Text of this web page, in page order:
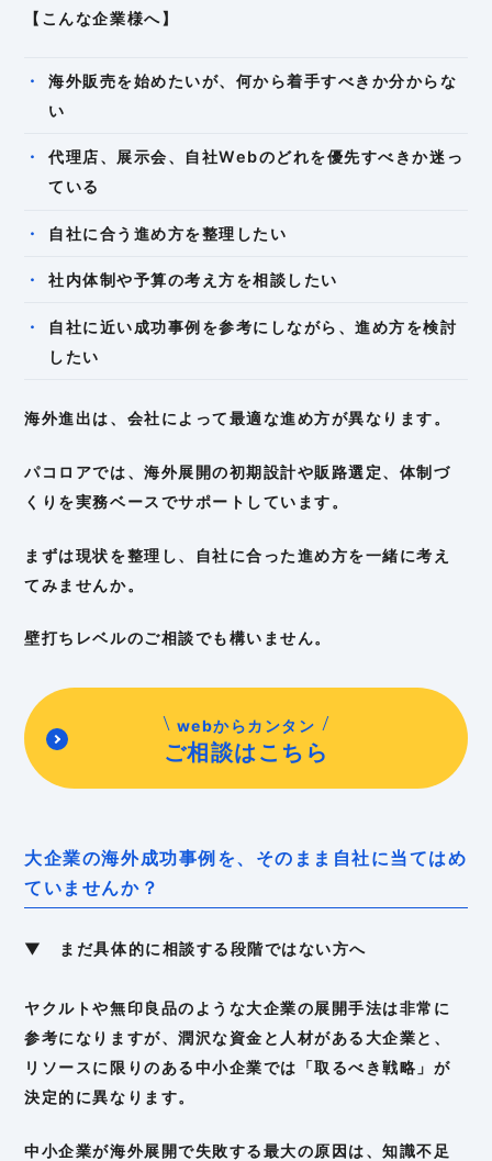
【こんな企業様へ】
海外販売を始めたいが、何から着手すべきか分からな
い
代理店、展示会、自社Webのどれを優先すべきか迷っ
ている
自社に合う進め方を整理したい
社内体制や予算の考え方を相談したい
自社に近い成功事例を参考にしながら、進め方を検討
したい
海外進出は、会社によって最適な進め方が異なります。
パコロアでは、海外展開の初期設計や販路選定、体制づ
くりを実務ベースでサポートしています。
まずは現状を整理し、自社に合った進め方を一緒に考え
てみませんか。
壁打ちレベルのご相談でも構いません。
webからカンタン
ご相談はこちら
大企業の海外成功事例を、そのまま自社に当てはめ
ていませんか？
▼ まだ具体的に相談する段階ではない方へ
ヤクルトや無印良品のような大企業の展開手法は非常に
参考になりますが、潤沢な資金と人材がある大企業と、
リソースに限りのある中小企業では「取るべき戦略」が
決定的に異なります。
中小企業が海外展開で失敗する最大の原因は、知識不足